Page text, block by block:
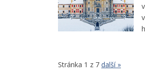
Stránka 1 z 7 další »